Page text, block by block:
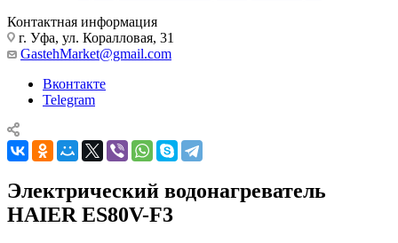
Контактная информация
г. Уфа, ул. Коралловая, 31
GastehMarket@gmail.com
Вконтакте
Telegram
Электрический водонагреватель
HAIER ES80V-F3